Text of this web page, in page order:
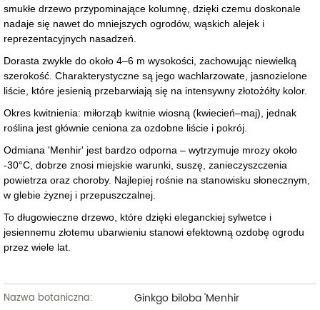
smukłe drzewo przypominające kolumnę, dzięki czemu doskonale
nadaje się nawet do mniejszych ogrodów, wąskich alejek i
reprezentacyjnych nasadzeń.
Dorasta zwykle do około 4–6 m wysokości, zachowując niewielką
szerokość. Charakterystyczne są jego wachlarzowate, jasnozielone
liście, które jesienią przebarwiają się na intensywny złotożółty kolor.
Okres kwitnienia: miłorząb kwitnie wiosną (kwiecień–maj), jednak
roślina jest głównie ceniona za ozdobne liście i pokrój.
Odmiana 'Menhir' jest bardzo odporna – wytrzymuje mrozy około
-30°C, dobrze znosi miejskie warunki, suszę, zanieczyszczenia
powietrza oraz choroby. Najlepiej rośnie na stanowisku słonecznym,
w glebie żyznej i przepuszczalnej.
To długowieczne drzewo, które dzięki eleganckiej sylwetce i
jesiennemu złotemu ubarwieniu stanowi efektowną ozdobę ogrodu
przez wiele lat.
Nazwa botaniczna: Ginkgo biloba 'Menhir